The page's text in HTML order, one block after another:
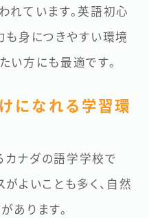
れています。英語初心
も身につきやすい環境
い方にも最適です。
になれる学習環
ナダの語学学校で
よいことも多く、自然
あります。